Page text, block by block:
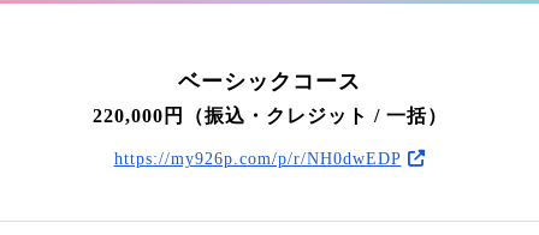
ベーシックコース
220,000円（振込・クレジット / 一括）
https://my926p.com/p/r/NH0dwEDP